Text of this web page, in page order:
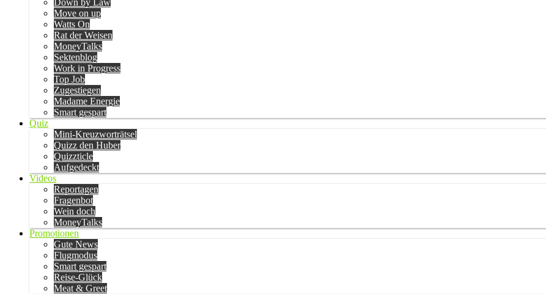
Down by Law
Move on up
Watts On
Rat der Weisen
MoneyTalks
Sektenblog
Work in Progress
Top Job
Zugestiegen
Madame Energie
Smart gespart
Quiz
Mini-Kreuzworträtsel
Quizz den Huber
Quizzticle
Aufgedeckt
Videos
Reportagen
Fragenbot
Wein doch
MoneyTalks
Promotionen
Gute News
Flugmodus
Smart gespart
Reise-Glück
Meat & Greet